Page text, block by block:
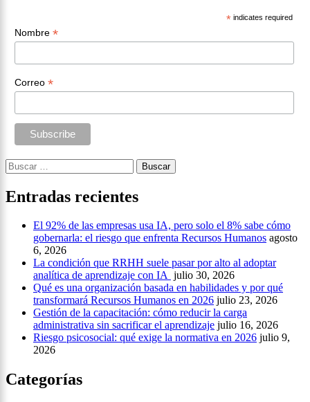
* indicates required
Nombre *
Correo *
Buscar:
Entradas recientes
El 92% de las empresas usa IA, pero solo el 8% sabe cómo
gobernarla: el riesgo que enfrenta Recursos Humanos agosto
6, 2026
La condición que RRHH suele pasar por alto al adoptar
analítica de aprendizaje con IA julio 30, 2026
Qué es una organización basada en habilidades y por qué
transformará Recursos Humanos en 2026 julio 23, 2026
Gestión de la capacitación: cómo reducir la carga
administrativa sin sacrificar el aprendizaje julio 16, 2026
Riesgo psicosocial: qué exige la normativa en 2026 julio 9,
2026
Categorías